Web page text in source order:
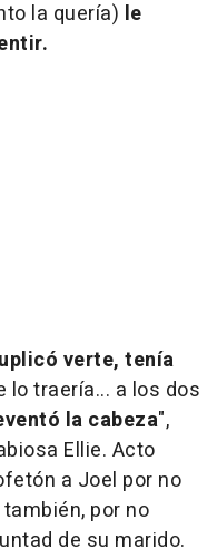
la quería) le
verte, tenía
lo traería... a los dos
la cabeza",
Ellie. Acto
a Joel por no
por no
de su marido.